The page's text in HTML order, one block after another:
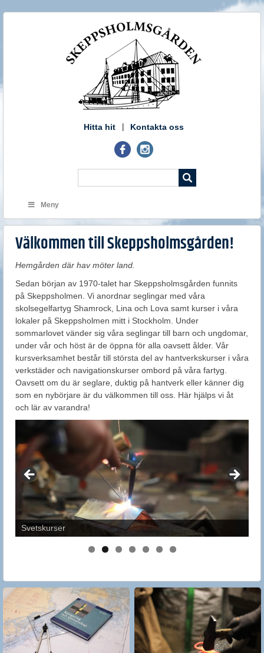
Hitta hit Kontakta oss
Meny
Välkommen till Skeppsholmsgården!
Hemgården där hav möter land.
Sedan början av 1970-talet har Skeppsholmsgården funnits
på Skeppsholmen. Vi anordnar seglingar med våra
skolsegelfartyg Shamrock, Lina och Lova samt kurser i våra
lokaler på Skeppsholmen mitt i Stockholm. Under
sommarlovet vänder sig våra seglingar till barn och ungdomar,
under vår och höst är de öppna för alla oavsett ålder. Vår
kursverksamhet består till största del av hantverkskurser i våra
verkstäder och navigationskurser ombord på våra fartyg.
Oavsett om du är seglare, duktig på hantverk eller känner dig
som en nybörjare är du välkommen till oss. Här hjälps vi åt
och lär av varandra!
Svetskurser